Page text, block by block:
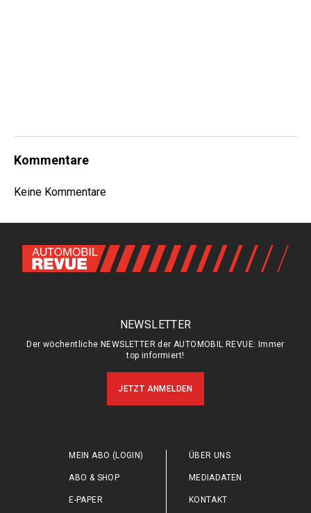
Kommentare
Keine Kommentare
NEWSLETTER
Der wöchentliche NEWSLETTER der AUTOMOBIL REVUE: Immer
top informiert!
JETZT ANMELDEN
MEIN ABO (LOGIN)
ABO & SHOP
E-PAPER
ÜBER UNS
MEDIADATEN
KONTAKT